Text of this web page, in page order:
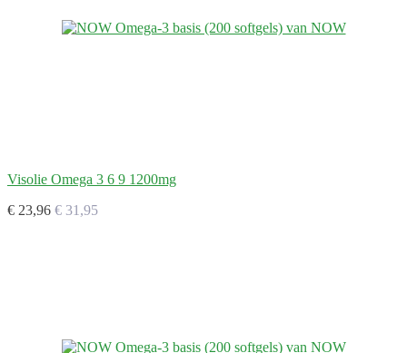
Visolie Omega 3 6 9 1200mg
€ 23,96 € 31,95